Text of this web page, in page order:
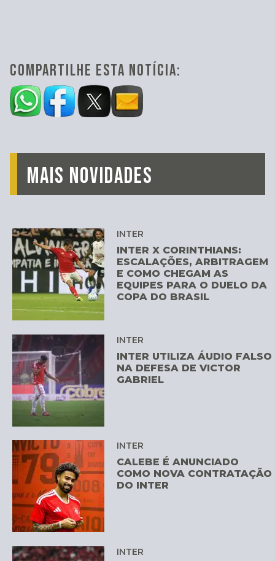
COMPARTILHE ESTA NOTÍCIA:
MAIS NOVIDADES
INTER
INTER X CORINTHIANS:
ESCALAÇÕES, ARBITRAGEM
E COMO CHEGAM AS
EQUIPES PARA O DUELO DA
COPA DO BRASIL
INTER
INTER UTILIZA ÁUDIO FALSO
NA DEFESA DE VICTOR
GABRIEL
INTER
CALEBE É ANUNCIADO
COMO NOVA CONTRATAÇÃO
DO INTER
INTER